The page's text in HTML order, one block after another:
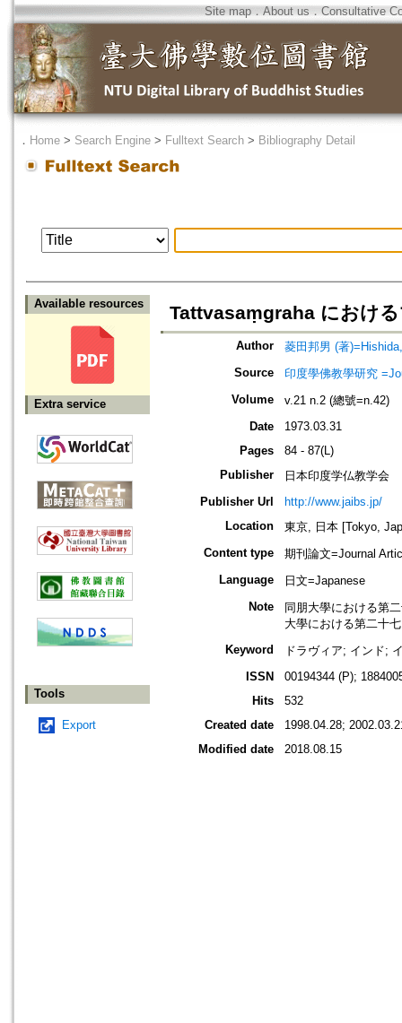
Site map．About us ． Consultative
． Home > Search Engine > Fulltext Search > Bibliography Detail
Available resources
Extra service
Tools
Export
Tattvasaṃgraha におけ
Author
菱田邦男 (著
Source
印度學佛教學研究
Volume
v.21 n.2 (總號=n.42)
Date
1973.03.31
Pages
84 - 87(L)
Publisher
日本印度学仏教学会
Publisher Url
http://www.jaibs.jp/
Location
東京, 日本 [Tokyo,
Content type
期刊論文=Journal
Language
日文=Japanese
Note
同朋大學における第
大學における第二十
Keyword
ドラヴィア; インド;
ISSN
00194344 (P);
Hits
532
Created date
1998.04.28;
Modified date
2018.08.15